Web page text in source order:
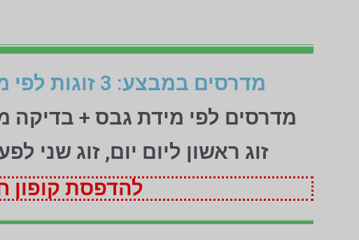
מדרסים במבצע: 3 זוגות לפי מידת גבס בהתאמה אישית (1+1+1 חינם)
מדרסים לפי מידת גבס + בדיקה
זוג ראשון ליום יום, זוג שני
להדפסת קופון